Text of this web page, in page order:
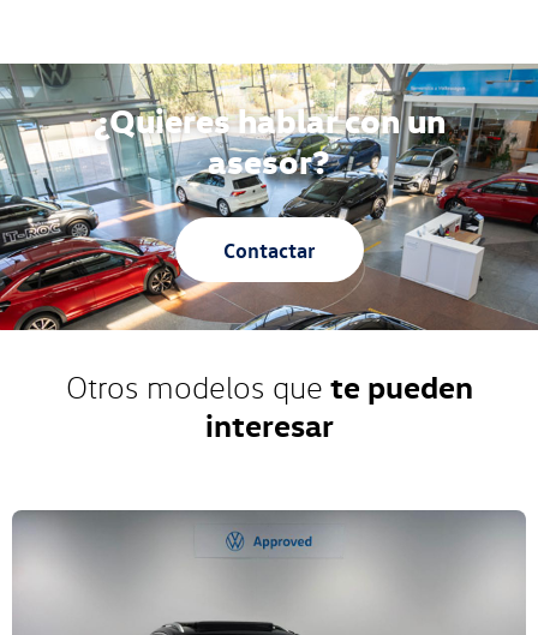
¿Quieres hablar con un
asesor?
Contactar
Otros modelos que te pueden
interesar